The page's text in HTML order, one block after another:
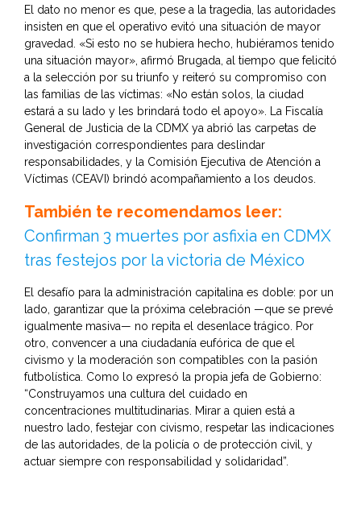
El dato no menor es que, pese a la tragedia, las autoridades
insisten en que el operativo evitó una situación de mayor
gravedad. «Si esto no se hubiera hecho, hubiéramos tenido
una situación mayor», afirmó Brugada, al tiempo que felicitó
a la selección por su triunfo y reiteró su compromiso con
las familias de las víctimas: «No están solos, la ciudad
estará a su lado y les brindará todo el apoyo». La Fiscalía
General de Justicia de la CDMX ya abrió las carpetas de
investigación correspondientes para deslindar
responsabilidades, y la Comisión Ejecutiva de Atención a
Víctimas (CEAVI) brindó acompañamiento a los deudos.
También te recomendamos leer:
Confirman 3 muertes por asfixia en CDMX
tras festejos por la victoria de México
El desafío para la administración capitalina es doble: por un
lado, garantizar que la próxima celebración —que se prevé
igualmente masiva— no repita el desenlace trágico. Por
otro, convencer a una ciudadanía eufórica de que el
civismo y la moderación son compatibles con la pasión
futbolística. Como lo expresó la propia jefa de Gobierno:
“Construyamos una cultura del cuidado en
concentraciones multitudinarias. Mirar a quien está a
nuestro lado, festejar con civismo, respetar las indicaciones
de las autoridades, de la policía o de protección civil, y
actuar siempre con responsabilidad y solidaridad”.